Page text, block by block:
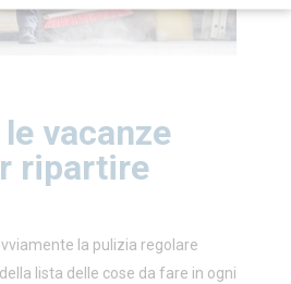
vacanze
ripartire
la pulizia regolare
lista delle cose da fare in ogni